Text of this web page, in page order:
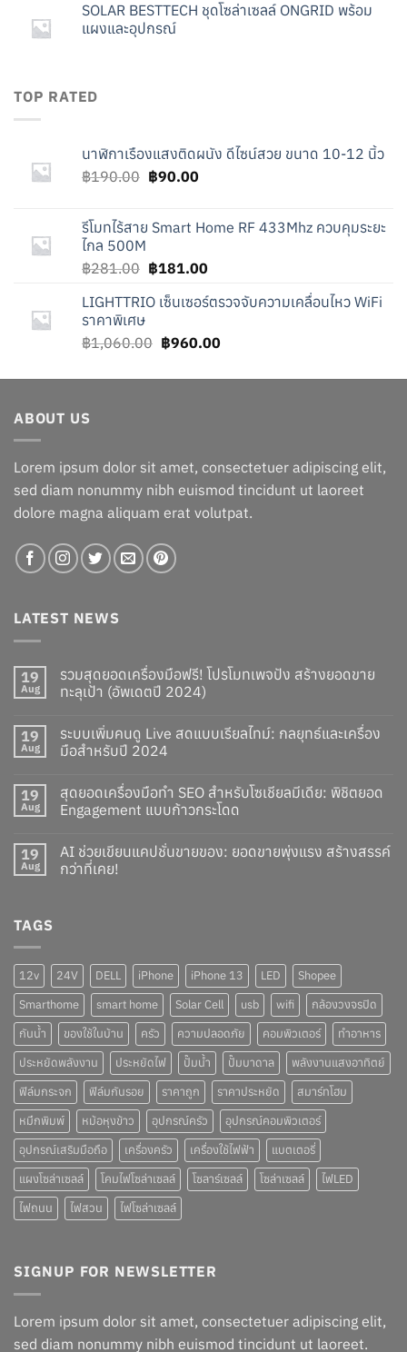
was:
฿1,060.00.
is:
SOLAR BESTTECH ชุดโซล่าเซลล์ ONGRID พร้อม
แผงและอุปกรณ์
TOP RATED
นาฬิกาเรืองแสงติดผนัง ดีไซน์สวย ขนาด 10-12 นิ้ว
฿190.00 Original
฿190.00.
฿90.00Current
฿90.00.
รีโมทไร้สาย Smart Home RF 433Mhz ควบคุมระยะ
ไกล 500M
฿281.00 Original
was:
฿181.00Current
is:
LIGHTTRIO เซ็นเซอร์ตรวจจับความเคลื่อนไหว WiFi
ราคาพิเศษ
฿1,060.00 Original
was:
฿960.00Current
is:
ABOUT US
Lorem ipsum dolor sit amet, consectetuer adipiscing elit,
sed diam nonummy nibh euismod tincidunt ut laoreet
dolore magna aliquam erat volutpat.
LATEST NEWS
19
Aug
รวมสุดยอดเครื่องมือฟรี! โปรโมทเพจปัง สร้างยอดขาย
ทะลุเป้า (อัพเดตปี 2024)
19
Aug
ระบบเพิ่มคนดู Live สดแบบเรียลไทม์: กลยุทธ์และเครื่อง
มือสำหรับปี 2024
19
Aug
สุดยอดเครื่องมือทำ SEO สำหรับโซเชียลมีเดีย: พิชิตยอด
Engagement แบบก้าวกระโดด
19
Aug
AI ช่วยเขียนแคปชั่นขายของ: ยอดขายพุ่งแรง สร้างสรรค์
กว่าที่เคย!
TAGS
12v 24V DELL iPhone iPhone 13 LED
Shopee
Smarthome
smart home Solar Cell usb wifi
กล้องวงจรปิด
กันน้ำ
ของใช้ในบ้าน ครัว ความปลอดภัย คอมพิวเตอร์
ทำอาหาร
ประหยัดพลังงาน
ประหยัดไฟ ปั๊มน้ำ ปั๊มบาดาล
พลังงานแสงอาทิตย์
ฟิล์มกระจก
ฟิล์มกันรอย ราคาถูก ราคาประหยัด
สมาร์ทโฮม
หมึกพิมพ์
หม้อหุงข้าว อุปกรณ์ครัว
อุปกรณ์คอมพิวเตอร์
อุปกรณ์เสริมมือถือ
เครื่องครัว เครื่องใช้ไฟฟ้า
แบตเตอรี่
แผงโซล่าเซลล์
โคมไฟโซล่าเซลล์ โซลาร์เซลล์ โซล่าเซลล์
ไฟLED
ไฟถนน
ไฟสวน ไฟโซล่าเซลล์
SIGNUP FOR NEWSLETTER
Lorem ipsum dolor sit amet, consectetuer adipiscing elit,
sed diam nonummy nibh euismod tincidunt ut laoreet.